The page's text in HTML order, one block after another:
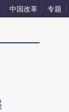
中国改革 专题